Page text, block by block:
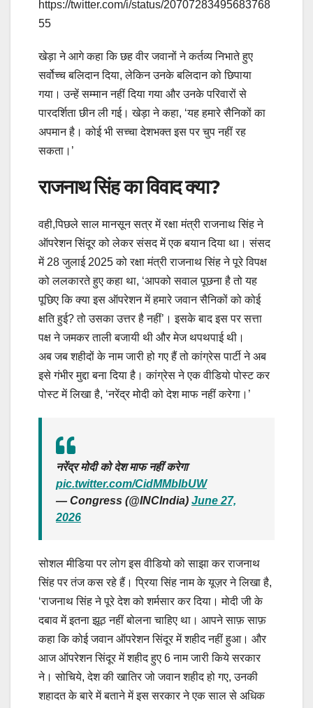
https://twitter.com/i/status/20707283495683768
55
खेड़ा ने आगे कहा कि छह वीर जवानों ने कर्तव्य निभाते हुए
सर्वोच्च बलिदान दिया, लेकिन उनके बलिदान को छिपाया
गया। उन्हें सम्मान नहीं दिया गया और उनके परिवारों से
पारदर्शिता छीन ली गई। खेड़ा ने कहा, ‘यह हमारे सैनिकों का
अपमान है। कोई भी सच्चा देशभक्त इस पर चुप नहीं रह
सकता।’
राजनाथ सिंह का विवाद क्या?
वही,पिछले साल मानसून सत्र में रक्षा मंत्री राजनाथ सिंह ने
ऑपरेशन सिंदूर को लेकर संसद में एक बयान दिया था। संसद
में 28 जुलाई 2025 को रक्षा मंत्री राजनाथ सिंह ने पूरे विपक्ष
को ललकारते हुए कहा था, ‘आपको सवाल पूछना है तो यह
पूछिए कि क्या इस ऑपरेशन में हमारे जवान सैनिकों को कोई
क्षति हुई? तो उसका उत्तर है नहीं’। इसके बाद इस पर सत्ता
पक्ष ने जमकर ताली बजायी थी और मेज थपथपाई थी।
अब जब शहीदों के नाम जारी हो गए हैं तो कांग्रेस पार्टी ने अब
इसे गंभीर मुद्दा बना दिया है। कांग्रेस ने एक वीडियो पोस्ट कर
पोस्ट में लिखा है, ‘नरेंद्र मोदी को देश माफ नहीं करेगा।’
नरेंद्र मोदी को देश माफ नहीं करेगा
pic.twitter.com/CidMMbIbUW
— Congress (@INCIndia) June 27,
2026
सोशल मीडिया पर लोग इस वीडियो को साझा कर राजनाथ
सिंह पर तंज कस रहे हैं। प्रिया सिंह नाम के यूज़र ने लिखा है,
‘राजनाथ सिंह ने पूरे देश को शर्मसार कर दिया। मोदी जी के
दबाव में इतना झूठ नहीं बोलना चाहिए था। आपने साफ़ साफ़
कहा कि कोई जवान ऑपरेशन सिंदूर में शहीद नहीं हुआ। और
आज ऑपरेशन सिंदूर में शहीद हुए 6 नाम जारी किये सरकार
ने। सोचिये, देश की खातिर जो जवान शहीद हो गए, उनकी
शहादत के बारे में बताने में इस सरकार ने एक साल से अधिक